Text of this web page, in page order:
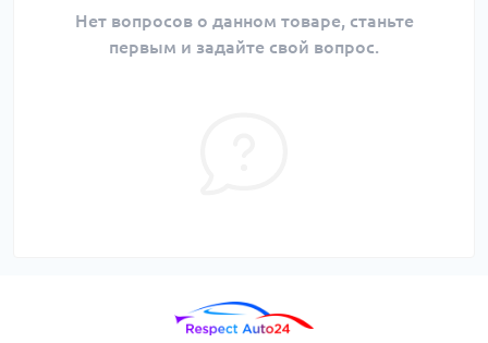
Нет вопросов о данном товаре, станьте
первым и задайте свой вопрос.